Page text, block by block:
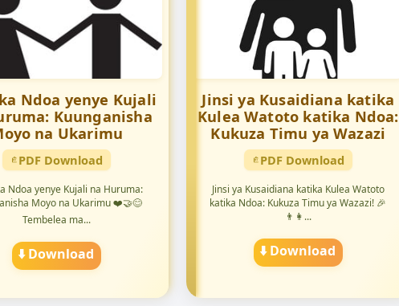
Ndoa yenye Kujali
Kuunganisha
na Ukarimu
PDF Download
Ndoa yenye Kujali na Huruma:
Moyo na Ukarimu ❤️🤝😊
Tembelea ma...
⬇️ Download
Jinsi ya Kusaidiana katika
Kulea Watoto katika Ndoa:
Kukuza Timu ya Wazazi
PDF Download
Jinsi ya Kusaidiana katika Kulea Watoto
katika Ndoa: Kukuza Timu ya Wazazi! 🎉
👨‍👩...
⬇️ Download